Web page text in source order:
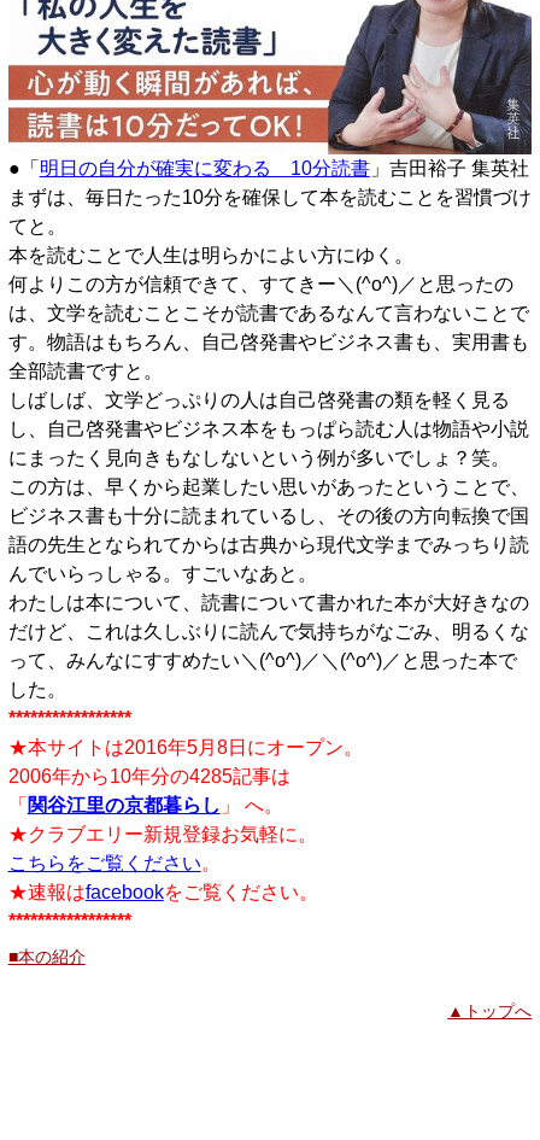
●「 明日の自分が確実に変わる 10分読書」吉田裕子 集英社
まずは、毎日たった10分を確保して本を読むことを習慣づけ
てと。
本を読むことで人生は明らかによい方にゆく。
何よりこの方が信頼できて、すてきー＼(^o^)／と思ったの
は、文学を読むことこそが読書であるなんて言わないことで
す。物語はもちろん、自己啓発書やビジネス書も、実用書も
全部読書ですと。
しばしば、文学どっぷりの人は自己啓発書の類を軽く見る
し、自己啓発書やビジネス本をもっぱら読む人は物語や小説
にまったく見向きもなしないという例が多いでしょ？笑。
この方は、早くから起業したい思いがあったということで、
ビジネス書も十分に読まれているし、その後の方向転換で国
語の先生となられてからは古典から現代文学までみっちり読
んでいらっしゃる。すごいなあと。
わたしは本について、読書について書かれた本が大好きなの
だけど、これは久しぶりに読んで気持ちがなごみ、明るくな
って、みんなにすすめたい＼(^o^)／＼(^o^)／と思った本で
した。
*****************
★本サイトは2016年5月8日にオープン。
2006年から10年分の4285記事は
「 関谷江里の京都暮らし 」 へ。
★クラブエリー新規登録お気軽に。
こちらをご覧ください。
★速報はfacebookをご覧ください。
*****************
■本の紹介
▲トップへ